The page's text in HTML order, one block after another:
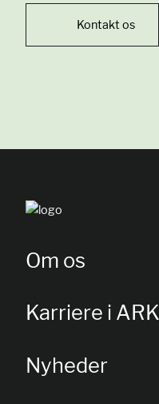
Kontakt os
Om os
Karriere i ARK
Nyheder